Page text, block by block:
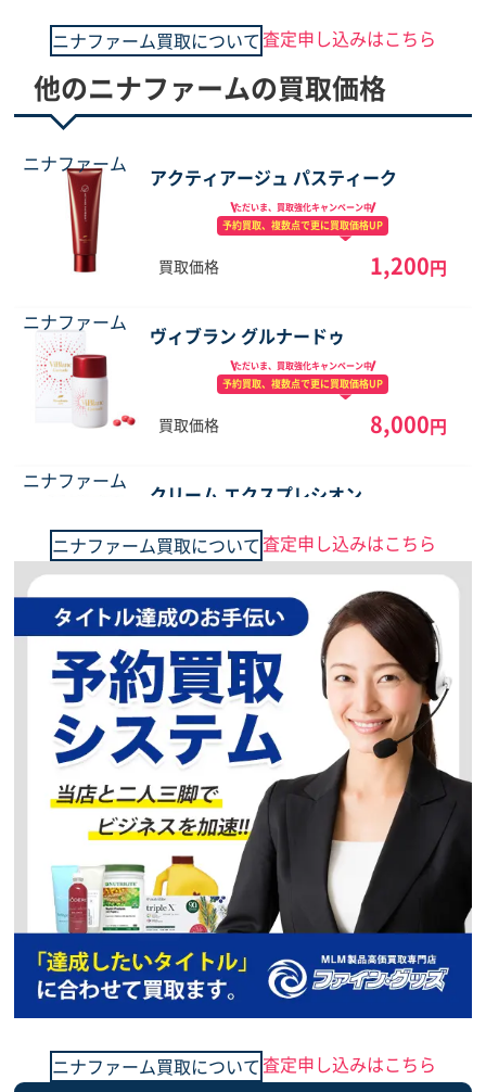
ニナファーム買取について査定申し込みはこちら
他のニナファームの買取価格
ニナファーム
アクティアージュ パスティーク
ただいま、買取強化キャンペーン中
予約買取、複数点で更に買取価格UP
買取価格 1,200円
ニナファーム
ヴィブラン グルナードゥ
ただいま、買取強化キャンペーン中
予約買取、複数点で更に買取価格UP
買取価格 8,000円
ニナファーム
クリーム エクスプレシオン
予約買取、複数点で更に買取価格UP
7,000 円
ニナファーム
サンテアージュ OX-288
ただいま、買取強化 キャンペーン中
予約買取、複数点で 更に買取価格UP
買取価格 5,000円
ニナファーム
サンテアージュ ボアソン
ただいま、買取強化 キャンペーン中
予約買取、複数点で 更に買取価格UP
買取価格 4,000 円
ニナファーム買取について査定申し込みはこちら
ニナファーム買取について査定申し込みはこちら